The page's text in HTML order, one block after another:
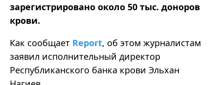
зарегистрировано около 50 тыс. доноров
крови.
Как сообщает Report, об этом журналистам
заявил исполнительный директор
Республиканского банка крови Эльхан